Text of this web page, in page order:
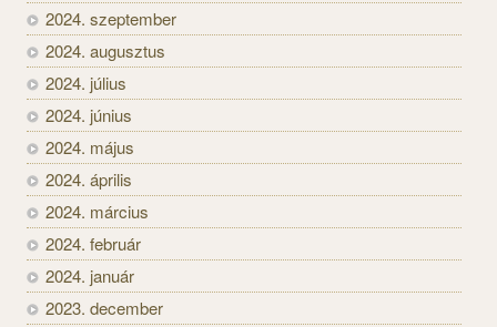
2024. szeptember
2024. augusztus
2024. július
2024. június
2024. május
2024. április
2024. március
2024. február
2024. január
2023. december